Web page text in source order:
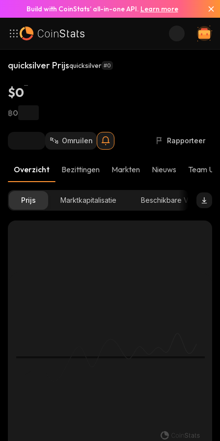
Build with CoinStats’ all-in-one API. Learn more
quicksilver Prijsquicksilver #0
$0
฿0
Omruilen Rapporteer
Overzicht Bezittingen Markten Nieuws Team
Prijs Marktkapitalisatie Beschikbare Voorraad